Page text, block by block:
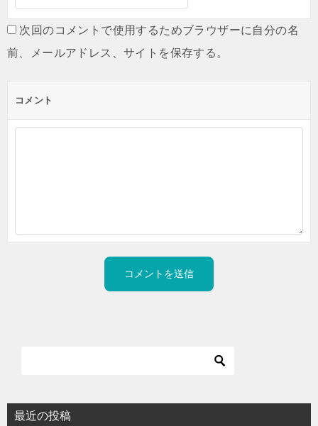
次回のコメントで使用するためブラウザーに自分の名
前、メールアドレス、サイトを保存する。
コメント
最近の投稿